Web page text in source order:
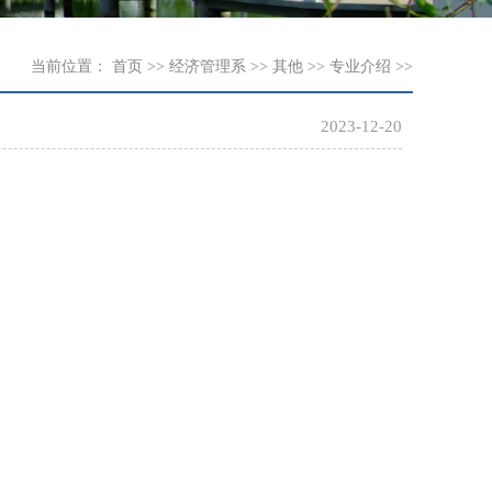
当前位置： 首页 >> 经济管理系 >> 其他 >> 专业介绍 >>
2023-12-20